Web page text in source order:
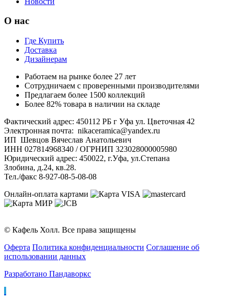
О нас
Где Купить
Доставка
Дизайнерам
Работаем на рынке более 27 лет
Сотрудничаем с проверенными производителями
Предлагаем более 1500 коллекций
Более 82% товара в наличии на складе
Фактический адрес: 450112 РБ г Уфа ул. Цветочная 42
Электронная почта: nikaceramica@yandex.ru
ИП Шевцов Вячеслав Анатольевич
ИНН 027814968340 / ОГРНИП 323028000005980
Юридический адрес: 450022, г.Уфа, ул.Степана
Злобина, д.24, кв.28.
Тел./факс 8-927-08-5-08-08
Онлайн-оплата картами
© Кафель Холл. Все права защищены
Оферта Политика конфиденциальности Соглашение об
использовании данных
Разработано Пандаворкс